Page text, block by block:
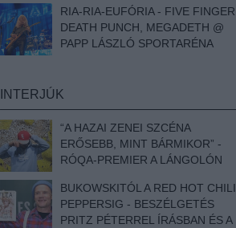
RIA-RIA-EUFÓRIA - FIVE FINGER
DEATH PUNCH, MEGADETH @
PAPP LÁSZLÓ SPORTARÉNA
INTERJÚK
“A HAZAI ZENEI SZCÉNA
ERŐSEBB, MINT BÁRMIKOR” -
RÓQA-PREMIER A LÁNGOLÓN
BUKOWSKITÓL A RED HOT CHILI
PEPPERSIG - BESZÉLGETÉS
PRITZ PÉTERREL ÍRÁSBAN ÉS A